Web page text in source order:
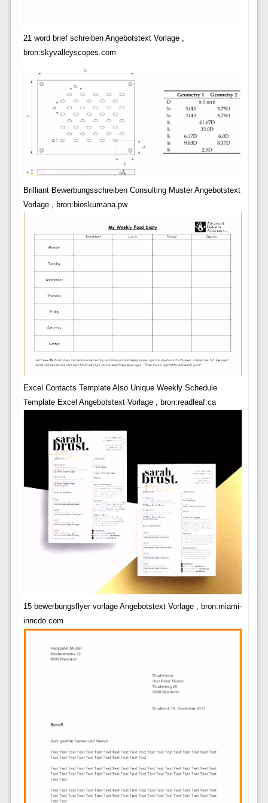
21 word brief schreiben Angebotstext Vorlage ,
bron:skyvalleyscopes.com
Brilliant Bewerbungsschreiben Consulting Muster Angebotstext
Vorlage , bron:bioskumana.pw
Excel Contacts Template Also Unique Weekly Schedule
Template Excel Angebotstext Vorlage , bron:readleaf.ca
15 bewerbungsflyer vorlage Angebotstext Vorlage , bron:miami-
inncdo.com